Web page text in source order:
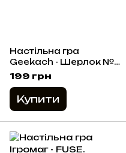
Настільна гра
Geekach - Шерлок №2.
Спадок магната
199 грн
Купити